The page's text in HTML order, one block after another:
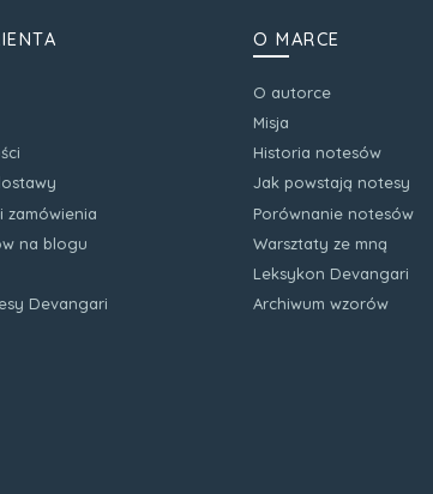
zamówienia
na blogu
Devangari
O MARCE
O autorce
Misja
Historia notesów
Jak powstają notesy
Porównanie notesów
Warsztaty ze mną
Leksykon Devangari
Archiwum wzorów